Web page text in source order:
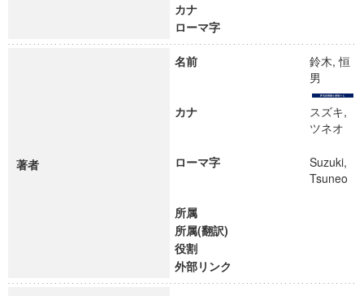
カナ
ローマ字
著者
名前
鈴木, 恒
男
カナ
スズキ,
ツネオ
ローマ字
Suzuki,
Tsuneo
所属
所属(翻訳)
役割
外部リンク